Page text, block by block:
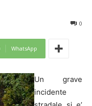
0
WhatsApp
Un grave
incidente